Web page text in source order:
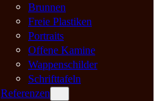
Brunnen
Freie Plastiken
Portraits
Offene Kamine
Wappenschilder
Schrifttafeln
Referenzen